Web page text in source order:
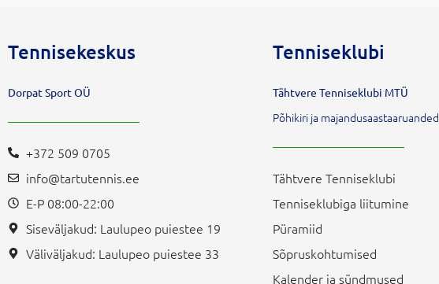
Tennisekeskus
Dorpat Sport OÜ
+372 509 0705
info@tartutennis.ee
E-P 08:00-22:00
Siseväljakud: Laulupeo puiestee 19
Väliväljakud: Laulupeo puiestee 33
Tenniseklubi
Tähtvere Tenniseklubi MTÜ
Põhikiri ja majandusaastaaruanded
Tähtvere Tenniseklubi
Tenniseklubiga liitumine
Püramiid
Sõpruskohtumised
Kalender ja sündmused